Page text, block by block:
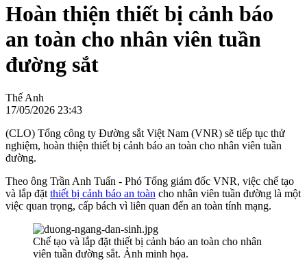
Hoàn thiện thiết bị cảnh báo
an toàn cho nhân viên tuần
đường sắt
Thế Anh
17/05/2026 23:43
(CLO) Tổng công ty Đường sắt Việt Nam (VNR) sẽ tiếp tục thử
nghiệm, hoàn thiện thiết bị cảnh báo an toàn cho nhân viên tuần
đường.
Theo ông Trần Anh Tuấn - Phó Tổng giám đốc VNR, việc chế tạo
và lắp đặt thiết bị cảnh báo an toàn cho nhân viên tuần đường là một
việc quan trọng, cấp bách vì liên quan đến an toàn tính mạng.
Chế tạo và lắp đặt thiết bị cảnh báo an toàn cho nhân
viên tuần đường sắt. Ảnh minh họa.